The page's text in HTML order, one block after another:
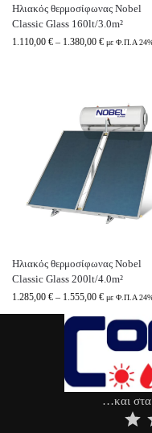
Ηλιακός θερμοσίφωνας Nobel
Classic Glass 160lt/3.0m²
1.110,00 € – 1.380,00 € με Φ.Π.Α
Ηλιακός θερμοσίφωνας Nobel
Classic Glass 200lt/4.0m²
1.285,00 € – 1.555,00 € με Φ.Π.Α
…και στα